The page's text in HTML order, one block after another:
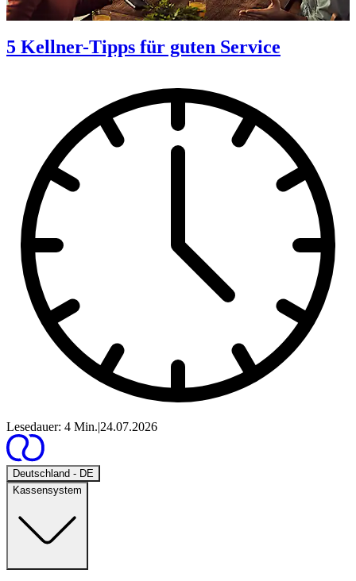
5 Kellner-Tipps für guten Service
Lesedauer: 4 Min.|24.07.2026
Deutschland - DE
Kassensystem